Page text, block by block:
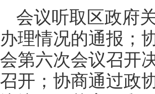
会议听取区政府
办理情况的通报；
会第六次会议召开
召开；协商通过政